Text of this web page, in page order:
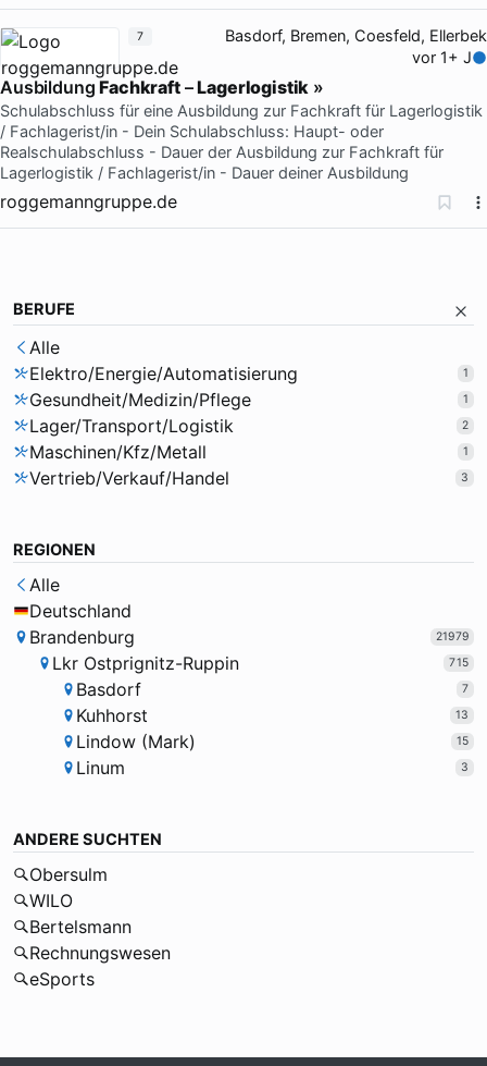
Basdorf, Bremen, Coesfeld, Ellerbek
vor 1+ J
AusbildungFachkraft–Lagerlogistik »
Schulabschluss für eine Ausbildung zur Fachkraft für Lagerlogistik
/ Fachlagerist/in - Dein Schulabschluss: Haupt- oder
Realschulabschluss - Dauer der Ausbildung zur Fachkraft für
Lagerlogistik / Fachlagerist/in - Dauer deiner Ausbildung
roggemanngruppe.de
7
BERUFE
Alle
Elektro/Energie/Automatisierung
1
Gesundheit/Medizin/Pflege 1
Lager/Transport/Logistik 2
Maschinen/Kfz/Metall 1
Vertrieb/Verkauf/Handel 3
REGIONEN
Alle
Deutschland
Brandenburg
21979
Lkr Ostprignitz-Ruppin 715
Basdorf 7
Kuhhorst 13
Lindow (Mark) 15
Linum 3
ANDERE SUCHTEN
Obersulm
WILO
Bertelsmann
Rechnungswesen
eSports